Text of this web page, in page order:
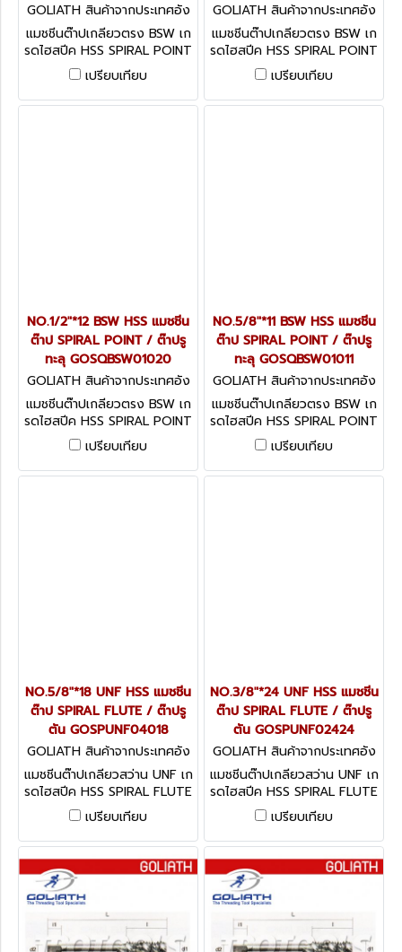
GOLIATH สินค้าจากประเทศอัง
กฤษ GOSQBSW03520
แมชชีนต๊าปเกลียวตรง BSW เก
รดไฮสปีค HSS SPIRAL POINT
/ ต๊าปรูทะลุ
เปรียบเทียบ
GOLIATH สินค้าจากประเทศอัง
กฤษ GOSQBSW01620
แมชชีนต๊าปเกลียวตรง BSW เก
รดไฮสปีค HSS SPIRAL POINT
/ ต๊าปรูทะลุ
เปรียบเทียบ
NO.1/2"*12 BSW HSS แมชชีน
ต๊าป SPIRAL POINT / ต๊าปรู
ทะลุ GOSQBSW01020
GOLIATH สินค้าจากประเทศอัง
กฤษ GOSQBSW01020
แมชชีนต๊าปเกลียวตรง BSW เก
รดไฮสปีค HSS SPIRAL POINT
/ ต๊าปรูทะลุ
เปรียบเทียบ
NO.5/8"*11 BSW HSS แมชชีน
ต๊าป SPIRAL POINT / ต๊าปรู
ทะลุ GOSQBSW01011
GOLIATH สินค้าจากประเทศอัง
กฤษ GOSQBSW01011
แมชชีนต๊าปเกลียวตรง BSW เก
รดไฮสปีค HSS SPIRAL POINT
/ ต๊าปรูทะลุ
เปรียบเทียบ
NO.5/8"*18 UNF HSS แมชชีน
ต๊าป SPIRAL FLUTE / ต๊าปรู
ตัน GOSPUNF04018
GOLIATH สินค้าจากประเทศอัง
กฤษ GOSPUNF04018
แมชชีนต๊าปเกลียวสว่าน UNF เก
รดไฮสปีค HSS SPIRAL FLUTE
/ ต๊าปรูตัน
เปรียบเทียบ
NO.3/8"*24 UNF HSS แมชชีน
ต๊าป SPIRAL FLUTE / ต๊าปรู
ตัน GOSPUNF02424
GOLIATH สินค้าจากประเทศอัง
กฤษ GOSPUNF02424
แมชชีนต๊าปเกลียวสว่าน UNF เก
รดไฮสปีค HSS SPIRAL FLUTE
/ ต๊าปรูตัน
เปรียบเทียบ